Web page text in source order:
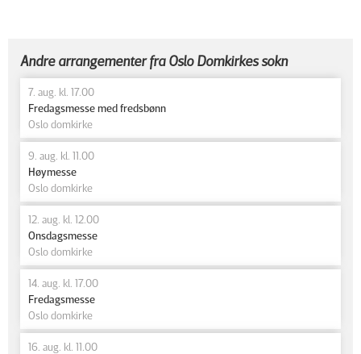
Andre arrangementer fra Oslo Domkirkes sokn
7. aug. kl. 17.00
Fredagsmesse med fredsbønn
Oslo domkirke
9. aug. kl. 11.00
Høymesse
Oslo domkirke
12. aug. kl. 12.00
Onsdagsmesse
Oslo domkirke
14. aug. kl. 17.00
Fredagsmesse
Oslo domkirke
16. aug. kl. 11.00